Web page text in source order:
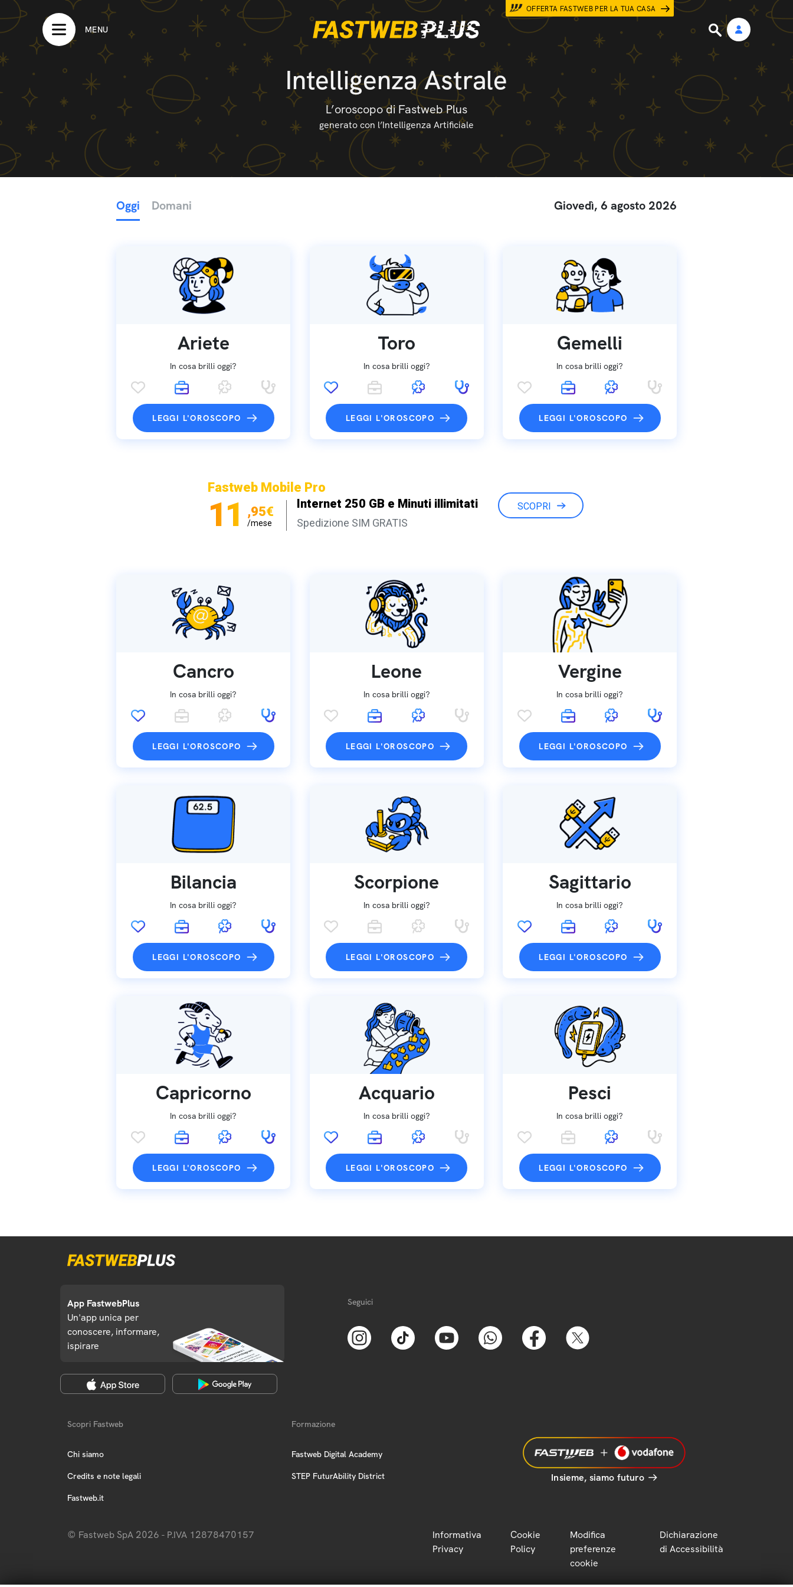
OFFERTA FASTWEB PER LA TUA CASA
MENU
Intelligenza Astrale
L’oroscopo di Fastweb Plus
generato con l’Intelligenza Artificiale
Oggi Domani Giovedì, 6 agosto 2026
Ariete
In cosa brilli oggi?
LEGGI L'OROSCOPO
Toro
In cosa brilli oggi?
LEGGI L'OROSCOPO
Gemelli
In cosa brilli oggi?
LEGGI L'OROSCOPO
Fastweb Mobile Pro
11 ,95€
/mese
Internet 250 GB e Minuti illimitati
Spedizione SIM GRATIS
SCOPRI
Cancro
In cosa brilli oggi?
LEGGI L'OROSCOPO
Leone
In cosa brilli oggi?
LEGGI L'OROSCOPO
Vergine
In cosa brilli oggi?
LEGGI L'OROSCOPO
Bilancia
In cosa brilli oggi?
LEGGI L'OROSCOPO
Scorpione
In cosa brilli oggi?
LEGGI L'OROSCOPO
Sagittario
In cosa brilli oggi?
LEGGI L'OROSCOPO
Capricorno
In cosa brilli oggi?
LEGGI L'OROSCOPO
Acquario
In cosa brilli oggi?
LEGGI L'OROSCOPO
Pesci
In cosa brilli oggi?
LEGGI L'OROSCOPO
App FastwebPlus
Un'app unica per
conoscere, informare,
ispirare
Seguici
Scopri Fastweb
Chi siamo
Credits e note legali
Fastweb.it
Formazione
Fastweb Digital Academy
STEP FuturAbility District Insieme, siamo futuro
© Fastweb SpA 2026 - P.IVA 12878470157
Informativa
Privacy
Cookie
Policy
Modifica
preferenze
cookie
Dichiarazione
di Accessibilità